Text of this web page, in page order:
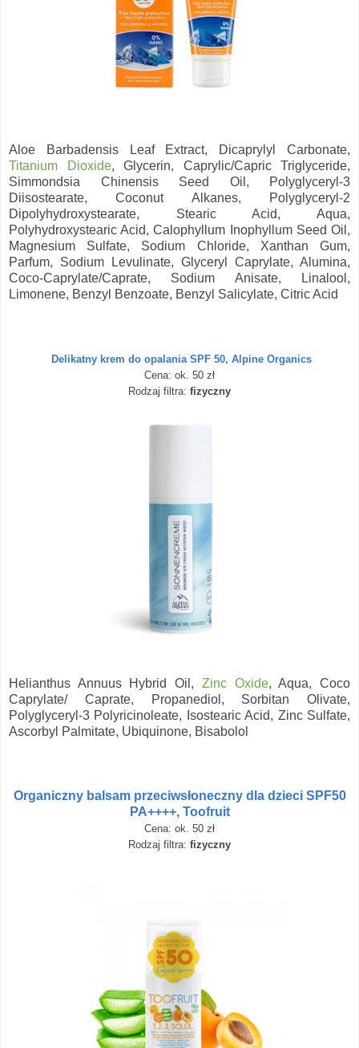
Aloe Barbadensis Leaf Extract, Dicaprylyl Carbonate,
Titanium Dioxide, Glycerin, Caprylic/Capric Triglyceride,
Simmondsia Chinensis Seed Oil, Polyglyceryl-3
Diisostearate, Coconut Alkanes, Polyglyceryl-2
Dipolyhydroxystearate, Stearic Acid, Aqua,
Polyhydroxystearic Acid, Calophyllum Inophyllum Seed Oil,
Magnesium Sulfate, Sodium Chloride, Xanthan Gum,
Parfum, Sodium Levulinate, Glyceryl Caprylate, Alumina,
Coco-Caprylate/Caprate, Sodium Anisate, Linalool,
Limonene, Benzyl Benzoate, Benzyl Salicylate, Citric Acid
Delikatny krem do opalania SPF 50, Alpine Organics
Cena: ok. 50 zł
Rodzaj filtra: fizyczny
Helianthus Annuus Hybrid Oil, Zinc Oxide, Aqua, Coco
Caprylate/ Caprate, Propanediol, Sorbitan Olivate,
Polyglyceryl-3 Polyricinoleate, Isostearic Acid, Zinc Sulfate,
Ascorbyl Palmitate, Ubiquinone, Bisabolol
Organiczny balsam przeciwsłoneczny dla dzieci SPF50
PA++++, Toofruit
Cena: ok. 50 zł
Rodzaj filtra: fizyczny